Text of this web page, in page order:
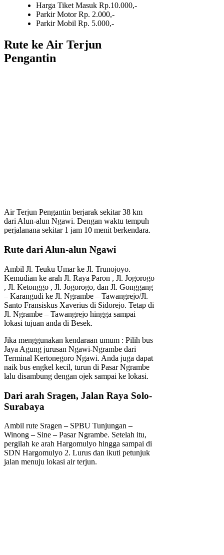
Harga Tiket Masuk Rp.10.000,-
Parkir Motor Rp. 2.000,-
Parkir Mobil Rp. 5.000,-
Rute ke Air Terjun
Pengantin
Air Terjun Pengantin berjarak sekitar 38 km
dari Alun-alun Ngawi. Dengan waktu tempuh
perjalanana sekitar 1 jam 10 menit berkendara.
Rute dari Alun-alun Ngawi
Ambil Jl. Teuku Umar ke Jl. Trunojoyo.
Kemudian ke arah Jl. Raya Paron , Jl. Jogorogo
, Jl. Ketonggo , Jl. Jogorogo, dan Jl. Gonggang
– Karangudi ke Jl. Ngrambe – Tawangrejo/Jl.
Santo Fransiskus Xaverius di Sidorejo. Tetap di
Jl. Ngrambe – Tawangrejo hingga sampai
lokasi tujuan anda di Besek.
Jika menggunakan kendaraan umum : Pilih bus
Jaya Agung jurusan Ngawi-Ngrambe dari
Terminal Kertonegoro Ngawi. Anda juga dapat
naik bus engkel kecil, turun di Pasar Ngrambe
lalu disambung dengan ojek sampai ke lokasi.
Dari arah Sragen, Jalan Raya Solo-
Surabaya
Ambil rute Sragen – SPBU Tunjungan –
Winong – Sine – Pasar Ngrambe. Setelah itu,
pergilah ke arah Hargomulyo hingga sampai di
SDN Hargomulyo 2. Lurus dan ikuti petunjuk
jalan menuju lokasi air terjun.